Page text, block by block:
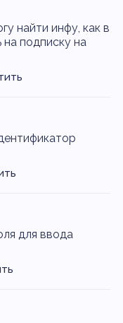
найти инфу, как в
на подписку на
для ввода